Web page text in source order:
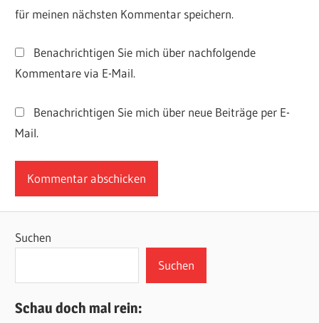
für meinen nächsten Kommentar speichern.
Benachrichtigen Sie mich über nachfolgende
Kommentare via E-Mail.
Benachrichtigen Sie mich über neue Beiträge per E-
Mail.
Suchen
Suchen
Schau doch mal rein: